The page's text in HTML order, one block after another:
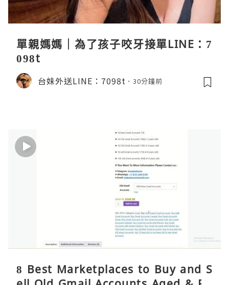
單親媽媽｜為了孩子咬牙接單LINE：7
098t
台妹外送LINE：7098t 30分鐘前
8 Best Marketplaces to Buy and S